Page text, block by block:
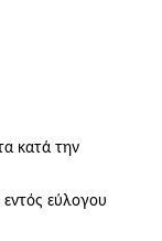
κατά την
εύλογου